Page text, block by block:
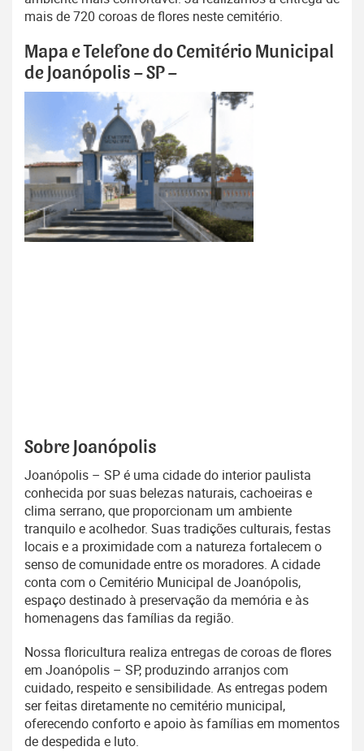
mais de 720 coroas de flores neste cemitério.
Mapa e Telefone do Cemitério Municipal
de Joanópolis – SP –
Sobre Joanópolis
Joanópolis – SP é uma cidade do interior paulista
conhecida por suas belezas naturais, cachoeiras e
clima serrano, que proporcionam um ambiente
tranquilo e acolhedor. Suas tradições culturais, festas
locais e a proximidade com a natureza fortalecem o
senso de comunidade entre os moradores. A cidade
conta com o Cemitério Municipal de Joanópolis,
espaço destinado à preservação da memória e às
homenagens das famílias da região.
Nossa floricultura realiza entregas de coroas de flores
em Joanópolis – SP, produzindo arranjos com
cuidado, respeito e sensibilidade. As entregas podem
ser feitas diretamente no cemitério municipal,
oferecendo conforto e apoio às famílias em momentos
de despedida e luto.